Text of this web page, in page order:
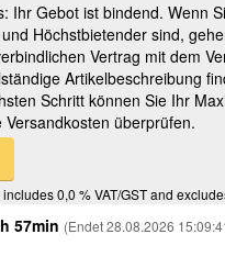
Ihr Gebot ist bindend. Wenn
Höchstbietender sind,
Vertrag mit dem
Artikelbeschreibung
Schritt können Sie Ihr
Versandkosten überprüfen.
0,0 % VAT/GST and
57min (Endet 28.08.2026